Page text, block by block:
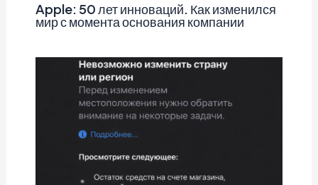
Apple: 50 лет инноваций. Как изменился
мир с момента основания компании